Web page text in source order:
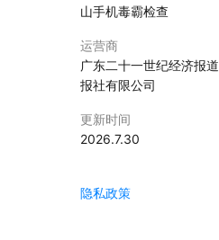
山手机毒霸检查
运营商
广东二十一世纪经济报道
报社有限公司
更新时间
2026.7.30
隐私政策